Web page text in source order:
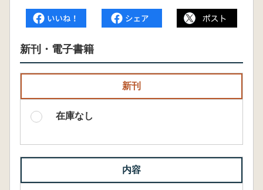
新刊・電子書籍
新刊
在庫なし
内容